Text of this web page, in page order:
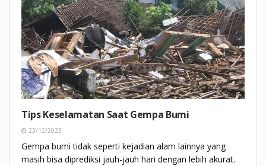
Tips Keselamatan Saat Gempa Bumi
23/12/2023
Gempa bumi tidak seperti kejadian alam lainnya yang
masih bisa diprediksi jauh-jauh hari dengan lebih akurat.